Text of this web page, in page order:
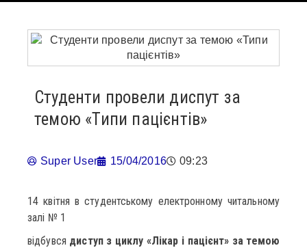
Студенти провели диспут за
темою «Типи пацієнтів»
Super User 15/04/2016 09:23
14 квітня в студентському електронному читальному
залі № 1
відбувся диступ з циклу «Лікар і пацієнт» за темою